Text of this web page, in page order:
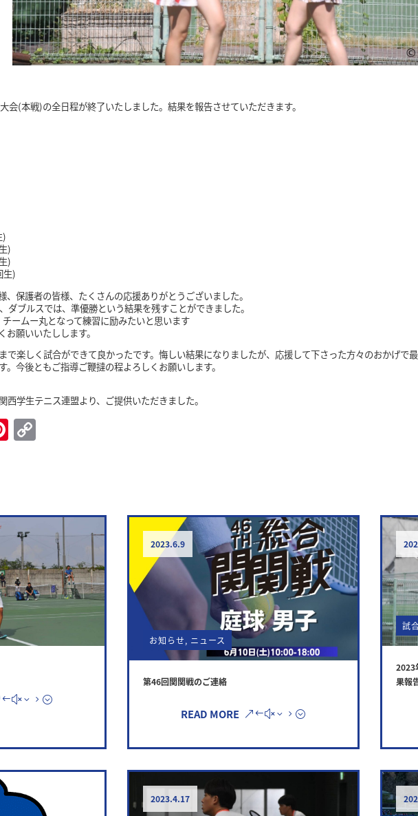
会(本戦)の全日程が終了いたしました。結果を報告させていただきます。
)
)
)
生)
、保護者の皆様、たくさんの応援ありがとうございました。
ダブルスでは、準優勝という結果を残すことができました。
ームー丸となって練習に励みたいと思います
願いいたしします。
で楽しく試合ができて良かったです。悔しい結果になりましたが、応援して下さった方々のおかげで
。今後ともご指導ご鞭撻の程よろしくお願いします。
学生テニス連盟より、ご提供いただきました。
Pinterest
2023.6.9
お知らせ, ニュース
第46回関関戦のご連絡
READ MORE
試
2023
果報
2023.4.17